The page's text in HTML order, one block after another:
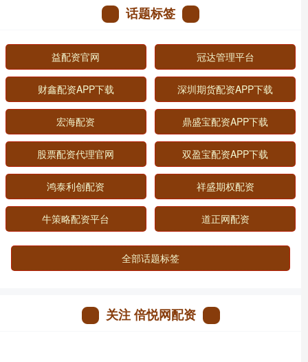
话题标签
益配资官网 冠达管理平台
财鑫配资APP下载 深圳期货配资APP下载
宏海配资 鼎盛宝配资APP下载
股票配资代理官网 双盈宝配资APP下载
鸿泰利创配资 祥盛期权配资
牛策略配资平台 道正网配资
全部话题标签
关注 倍悦网配资